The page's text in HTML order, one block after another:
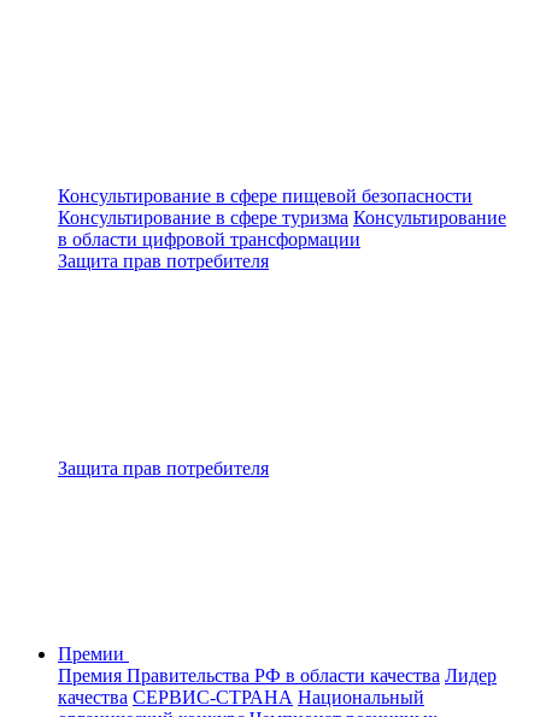
Консультирование в сфере пищевой безопасности
Консультирование в сфере туризма Консультирование
в области цифровой трансформации
Защита прав потребителя
Защита прав потребителя
Премии
Премия Правительства РФ в области качества Лидер
качества СЕРВИС-СТРАНА Национальный